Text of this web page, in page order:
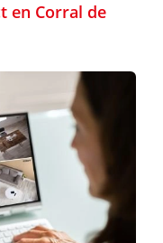
en Corral de